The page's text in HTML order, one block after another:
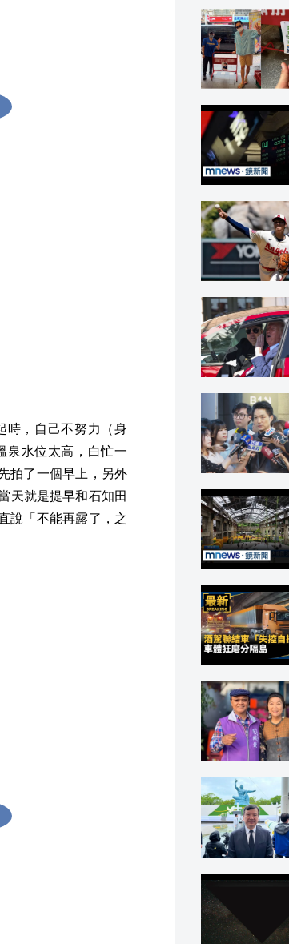
時，自己不努力（身
泉水位太高，白忙一
拍了一個早上，另外
天就是提早和石知田
說「不能再露了，之